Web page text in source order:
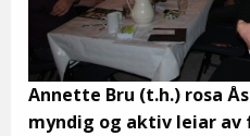
Annette Bru (t.h.) rosa
myndig og aktiv leiar